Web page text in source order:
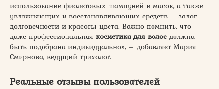
использование фиолетовых шампуней и масок, а также
увлажняющих и восстанавливающих средств – залог
долговечности и красоты цвета. Важно помнить, что
даже профессиональная косметика для волос должна
быть подобрана индивидуально», – добавляет Мария
Смирнова, ведущий трихолог.
Реальные отзывы пользователей